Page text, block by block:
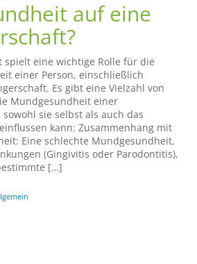
auf eine
spielt eine wichtige Rolle für die
einer Person, einschließlich
Es gibt eine Vielzahl von
Mundgesundheit einer
sie selbst als auch das
kann: Zusammenhang mit
Eine schlechte Mundgesundheit,
(Gingivitis oder Parodontitis),
[…]